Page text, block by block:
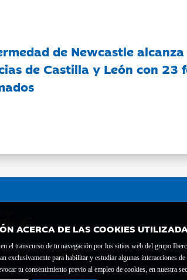
ACERCA DE LAS COOKIES
el transcurso de tu navegación por los sitios web del grupo
exclusivamente para habilitar y estudiar algunas interacciones
tu consentimiento previo al empleo de cookies, en nuestra
de Newcastle
de Castilla y León con 23
Ibercaja C.I.F. G-50000652.
de Fundaciones del Mº de Educación, Cultura y Deporte con el nº
Costa, 13. 50001 Zaragoza.